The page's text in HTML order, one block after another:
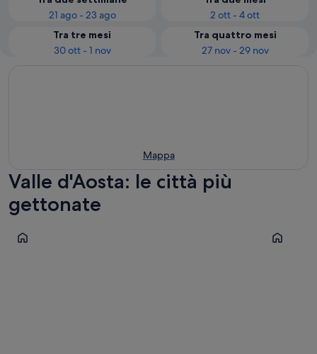
21 ago - 23 ago
2 ott - 4 ott
Tra tre mesi
30 ott - 1 nov
Tra quattro mesi
27 nov - 29 nov
Mappa
Valle d'Aosta: le città più
gettonate
Courmayeur Cogne